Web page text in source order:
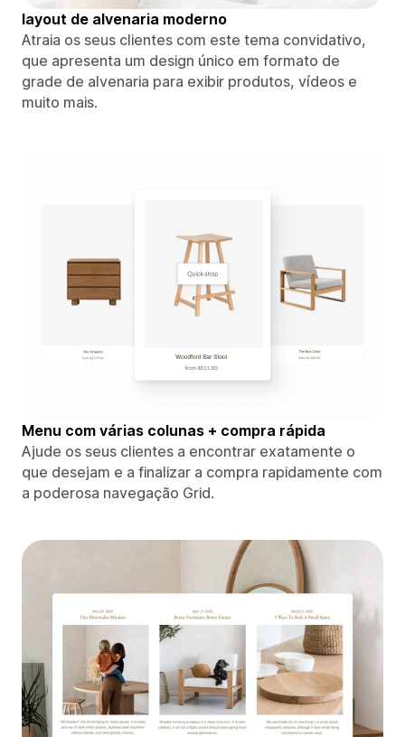
layout de alvenaria moderno
Atraia os seus clientes com este tema convidativo,
que apresenta um design único em formato de
grade de alvenaria para exibir produtos, vídeos e
muito mais.
Menu com várias colunas + compra rápida
Ajude os seus clientes a encontrar exatamente o
que desejam e a finalizar a compra rapidamente com
a poderosa navegação Grid.